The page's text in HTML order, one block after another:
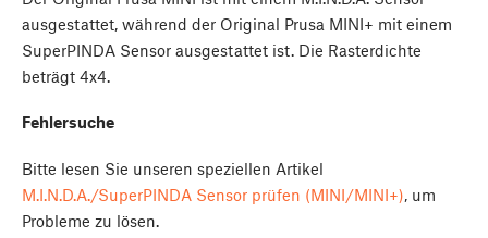
ausgestattet, während der Original Prusa MINI+ mit einem
SuperPINDA Sensor ausgestattet ist. Die Rasterdichte
beträgt 4x4.
Fehlersuche
Bitte lesen Sie unseren speziellen Artikel
M.I.N.D.A./SuperPINDA Sensor prüfen (MINI/MINI+), um
Probleme zu lösen.